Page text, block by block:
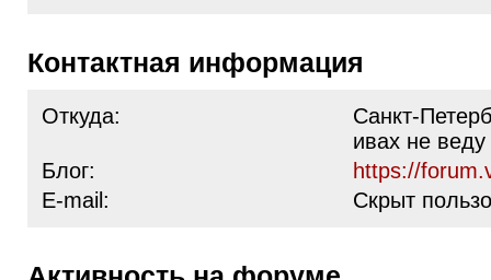
Контактная информация
Откуда:
Санкт-
ивах не веду
Блог:
https://
E-mail:
Скрыт